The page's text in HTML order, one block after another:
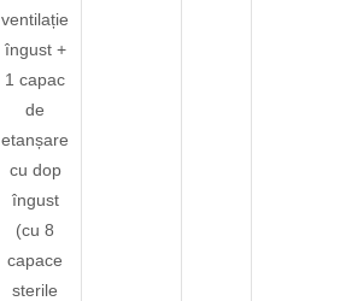
ventilație
îngust +
1 capac
de
etanșare
cu dop
îngust
(cu 8
capace
sterile